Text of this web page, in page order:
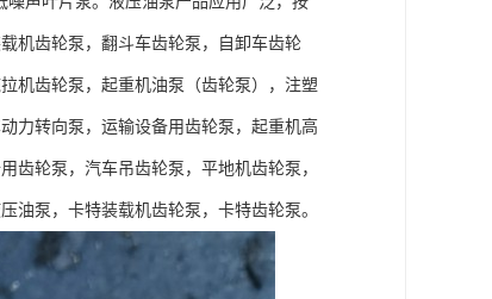
机齿轮泵，翻斗车齿轮泵，自卸车齿轮
机齿轮泵，起重机油泵（齿轮泵），注塑
力转向泵，运输设备用齿轮泵，起重机高
齿轮泵，汽车吊齿轮泵，平地机齿轮泵，
油泵，卡特装载机齿轮泵，卡特齿轮泵。